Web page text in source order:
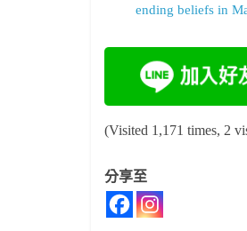
ending beliefs in
(Visited 1,171 times, 2
分享至